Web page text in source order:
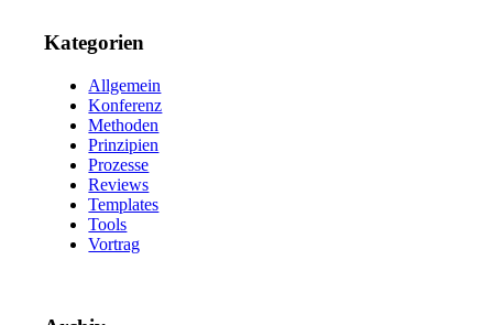
Kategorien
Allgemein
Konferenz
Methoden
Prinzipien
Prozesse
Reviews
Templates
Tools
Vortrag